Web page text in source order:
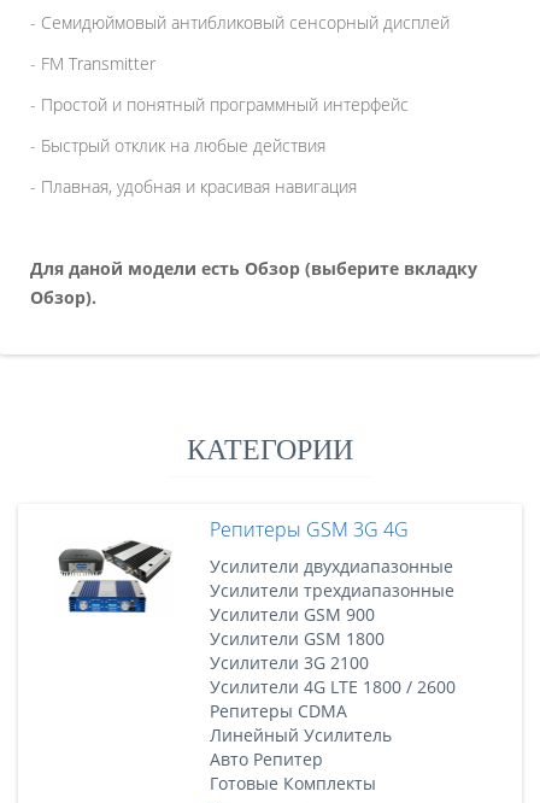
- Семидюймовый антибликовый сенсорный дисплей
- FM Transmitter
- Простой и понятный программный интерфейс
- Быстрый отклик на любые действия
- Плавная, удобная и красивая навигация
Для даной модели есть Обзор (выберите вкладку
Обзор).
КАТЕГОРИИ
Репитеры GSM 3G 4G
Усилители двухдиапазонные
Усилители трехдиапазонные
Усилители GSM 900
Усилители GSM 1800
Усилители 3G 2100
Усилители 4G LTE 1800 / 2600
Репитеры CDMA
Линейный Усилитель
Авто Репитер
Готовые Комплекты